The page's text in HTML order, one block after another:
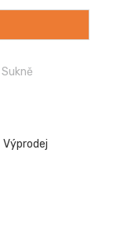
Sukně
Výprodej